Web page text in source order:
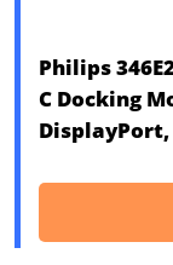
Philips
C Docking
DisplayPort,